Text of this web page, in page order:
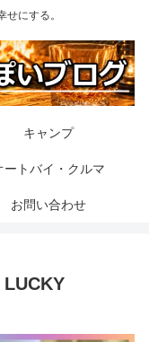
にする。
キャンプ
ートバイ・クルマ
お問い合わせ